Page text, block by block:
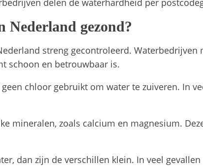
delen de waterhardheid per
Nederland gezond?
streng gecontroleerd.
schoon en betrouwbaar is.
chloor gebruikt om water te zuiveren. In
mineralen, zoals calcium en magnesium.
dan zijn de verschillen klein. In veel